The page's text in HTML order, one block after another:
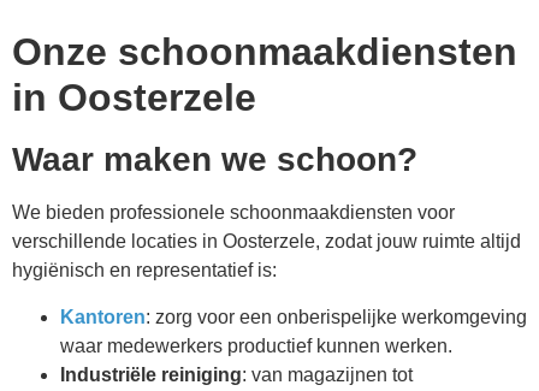
Onze schoonmaakdiensten
in Oosterzele
Waar maken we schoon?
We bieden professionele schoonmaakdiensten voor
verschillende locaties in Oosterzele, zodat jouw ruimte altijd
hygiënisch en representatief is:
Kantoren: zorg voor een onberispelijke werkomgeving
waar medewerkers productief kunnen werken.
Industriële reiniging: van magazijnen tot